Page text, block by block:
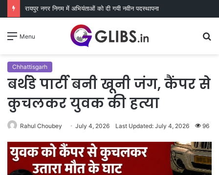
रायपुर नगर निगम में अभियंताओं को दी गयी नवीन पदस्थापना
Menu
Chhattisgarh
बर्थडे पार्टी बनी खूनी जंग, कैंपर से
कुचलकर युवक की हत्या
Rahul Choubey July 4, 2026 Last Updated: July 4, 2026 96